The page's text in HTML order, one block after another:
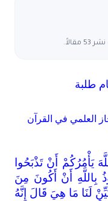
طلبة
العلمي في القرآن
يَأْمُرُكُمْ أَنْ تَذْبَحُوا
بِاللَّهِ أَنْ أَكُونَ مِنَ
رَبَّكَ يُبَيِّنْ لَنَا مَا هِيَ قَالَ إِنَّهُ